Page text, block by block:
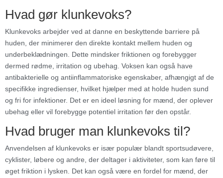
Hvad gør klunkevoks?
Klunkevoks arbejder ved at danne en beskyttende barriere på
huden, der minimerer den direkte kontakt mellem huden og
underbeklædningen. Dette mindsker friktionen og forebygger
dermed rødme, irritation og ubehag. Voksen kan også have
antibakterielle og antiinflammatoriske egenskaber, afhængigt af de
specifikke ingredienser, hvilket hjælper med at holde huden sund
og fri for infektioner. Det er en ideel løsning for mænd, der oplever
ubehag eller vil forebygge potentiel irritation før den opstår.
Hvad bruger man klunkevoks til?
Anvendelsen af klunkevoks er især populær blandt sportsudøvere,
cyklister, løbere og andre, der deltager i aktiviteter, som kan føre til
øget friktion i lysken. Det kan også være en fordel for mænd, der